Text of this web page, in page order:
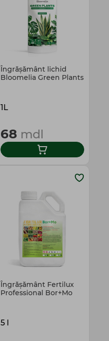
Îngrășământ lichid
Bloomelia Green Plants
1L
68 mdl
Îngrășământ Fertilux
Professional Bor+Mo
5 l